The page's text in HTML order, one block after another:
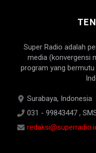
Super Radio adalah
media (konvergensi
program yang
Surabaya, Indonesia
031 - 99843447 ,